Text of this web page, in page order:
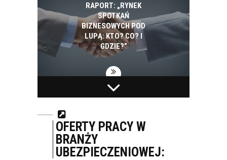
RAPORT: „RYNEK
SPOTKAŃ
BIZNESOWYCH POD
LUPĄ: KTO? CO? I
GDZIE?”
BIAŁYSTOK NA
PROJEKTY SMART
ZŁ. ZAPOWIADA
KOLEJNE
INWESTYCJE
PEPSICO INWESTUJE
W EKOLOGIĘ. W CIĄGU
ZUŻYCIE ENERGII I
WODY SPADŁO W
POLSKICH...
OFERTY PRACY W
BRANŻY
UBEZPIECZENIOWEJ: